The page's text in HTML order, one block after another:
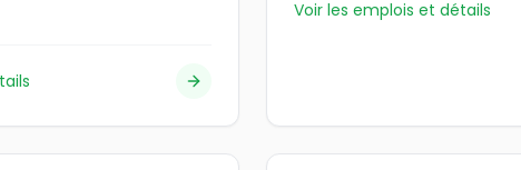
Voir les emplois et détails